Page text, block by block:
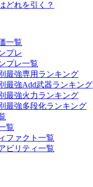
どれを引く？
一覧
プレ
プレ一覧
最強専用ランキング
最強Add武器ランキング
最強火力ランキング
最強多段化ランキング
覧
ファクト一覧
ビリティ一覧